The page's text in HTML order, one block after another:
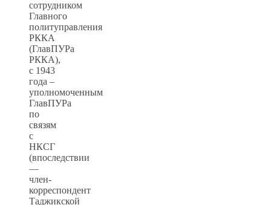
сотрудником
Главного
политуправления
РККА
(ГлавПУРа
РККА),
с 1943
года –
уполномоченным
ГлавПУРа
по
связям
с
НКСГ
(впоследствии
—
член-
корреспондент
Таджикской